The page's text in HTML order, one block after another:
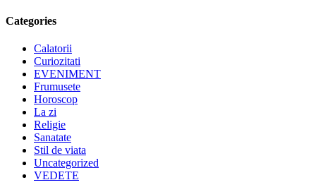
Categories
Calatorii
Curiozitati
EVENIMENT
Frumusete
Horoscop
La zi
Religie
Sanatate
Stil de viata
Uncategorized
VEDETE